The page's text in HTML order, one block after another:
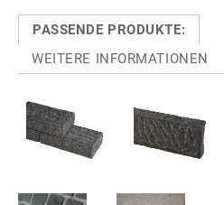
PASSENDE PRODUKTE:
WEITERE INFORMATIONEN